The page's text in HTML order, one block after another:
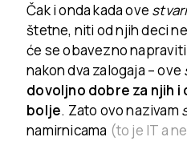
Čak i onda kada ove stvari
štetne, niti od njih deci
će se obavezno
nakon dva zalogaja – ove
dovoljno dobre za njih i
bolje. Zato ovo nazivam
namirnicama (to je IT a